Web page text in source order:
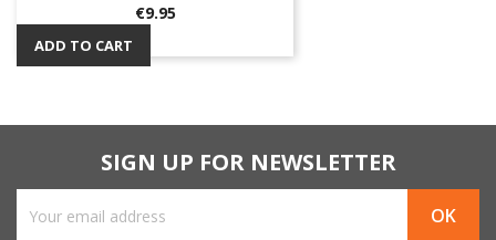
Price
€9.95
ADD TO CART
SIGN UP FOR NEWSLETTER